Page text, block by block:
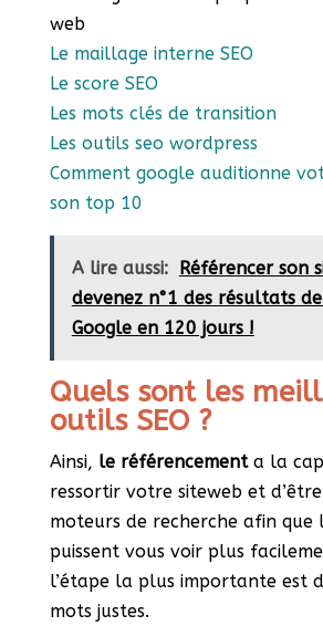
web
Le maillage interne SEO
Le score SEO
Les mots clés de transition
Les outils seo wordpress
Comment google auditionne
son top 10
A lire aussi:
Référencer son
devenez n°1 des résultats
Google en 120 jours !
Quels sont les
outils SEO ?
Ainsi, le référencementa la
ressortir votre siteweb et
moteurs de recherche afin que
puissent vous voir plus
l’étape la plus importante est
mots justes.